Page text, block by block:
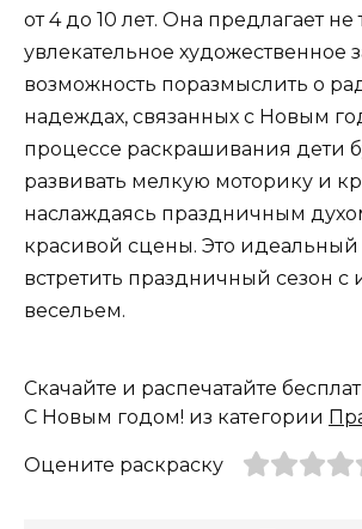
от 4 до 10 лет. Она предлагает не
увлекательное художественное
возможность поразмыслить о
надеждах, связанных с Новым
процессе раскрашивания дети
развивать мелкую моторику и
наслаждаясь праздничным
красивой сцены. Это идеальный
встретить праздничный сезон с
весельем.
Скачайте и распечатайте
С Новым годом! из категории
Оцените раскраску